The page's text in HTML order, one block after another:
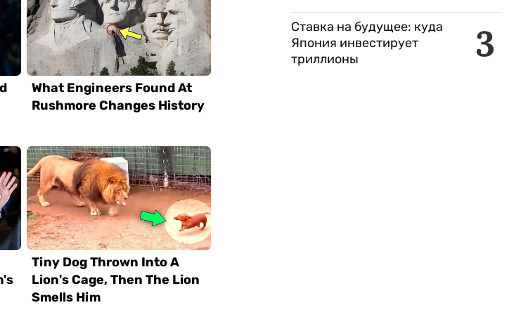
3
Ставка на будущее: куда
Япония инвестирует
триллионы